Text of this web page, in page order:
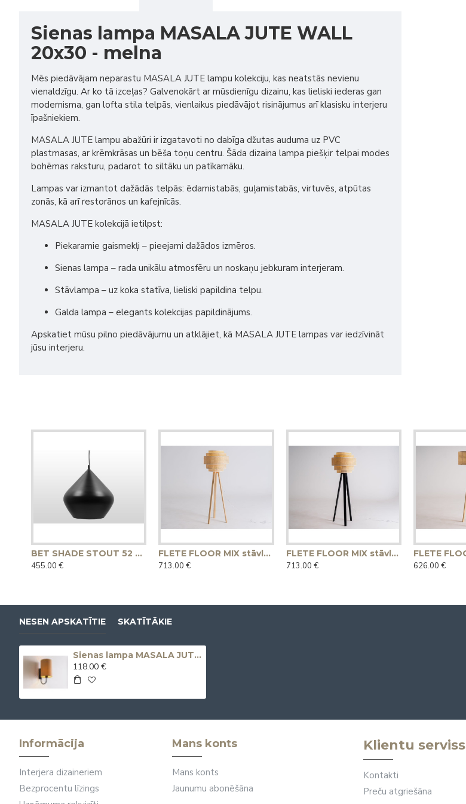
Sienas lampa MASALA JUTE WALL
20x30 - melna
Mēs piedāvājam neparastu MASALA JUTE lampu kolekciju, kas neatstās nevienu
vienaldzīgu. Ar ko tā izceļas? Galvenokārt ar mūsdienīgu dizainu, kas lieliski iederas gan
modernisma, gan lofta stila telpās, vienlaikus piedāvājot risinājumus arī klasisku interjeru
īpašniekiem.
MASALA JUTE lampu abažūri ir izgatavoti no dabīga džutas auduma uz PVC
plastmasas, ar krēmkrāsas un bēša toņu centru. Šāda dizaina lampa piešķir telpai modes
bohēmas raksturu, padarot to siltāku un patīkamāku.
Lampas var izmantot dažādās telpās: ēdamistabās, guļamistabās, virtuvēs, atpūtas
zonās, kā arī restorānos un kafejnīcās.
MASALA JUTE kolekcijā ietilpst:
Piekaramie gaismekļi – pieejami dažādos izmēros.
Sienas lampa – rada unikālu atmosfēru un noskaņu jebkuram interjeram.
Stāvlampa – uz koka statīva, lieliski papildina telpu.
Galda lampa – elegants kolekcijas papildinājums.
Apskatiet mūsu pilno piedāvājumu un atklājiet, kā MASALA JUTE lampas var iedzīvināt
jūsu interjeru.
BET SHADE STOUT 52 piekaramā lampa - melna
455.00 €
FLETE FLOOR MIX stāvlampa - dabīga
713.00 €
FLETE FLOOR MIX stāvlampa - melna
713.00 €
626.00 €
NESEN APSKATĪTIE SKATĪTĀKIE
Sienas lampa MASALA JUTE WALL 20x30 - melna
118.00 €
Informācija
Interjera dizaineriem
Bezprocentu līzings
Mans konts
Mans konts
Jaunumu abonēšāna
Klientu serviss
Kontakti
Preču atgriešāna